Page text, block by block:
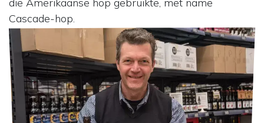
die Amerikaanse hop gebruikte, met name
Cascade-hop.